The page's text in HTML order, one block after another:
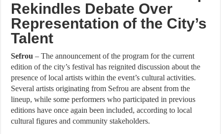
Rekindles Debate Over
Representation of the City’s
Talent
Sefrou – The announcement of the program for the current
edition of the city’s festival has reignited discussion about the
presence of local artists within the event’s cultural activities.
Several artists originating from Sefrou are absent from the
lineup, while some performers who participated in previous
editions have once again been included, according to local
cultural figures and community stakeholders.